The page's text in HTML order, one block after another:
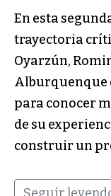
En esta
trayectoria
Oyarzún,
Alburquenque
para conocer
de su
construir un